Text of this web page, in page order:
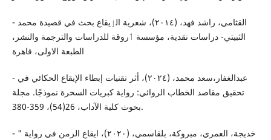
- القثامي، راشد فهد، (۲۰۱٤)، شعریة الٳیقاع بحث في قصیدة محمد
الثبیتي- دراسات نقدیة، مؤسسة ٲروقة للدراسات والترجمة والنشر،
الطبعة الاولی، قاهرة
- عبدالغفار،سعد محمد، (٢٠٢٤)، أثر تقنيات إبطاء الإيقاع الحكائي في
تحقيق مقاصد الخطاب الروائي: رواية كبريات السحرة نموذجًا. مجلة
بحوث كلية الآداب، 26(54)، 359-380.
- خدیجة، العمري، مبروکة، بلقاسمي، (٢٠٢٠)، ایقاع الزمن في روایة "